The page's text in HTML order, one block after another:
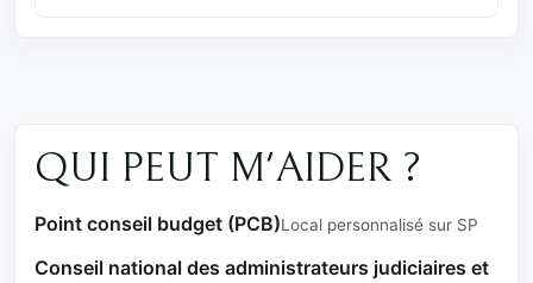
QUI PEUT M'AIDER ?
Point conseil budget (PCB)Local personnalisé sur SP
Conseil national des administrateurs judiciaires et